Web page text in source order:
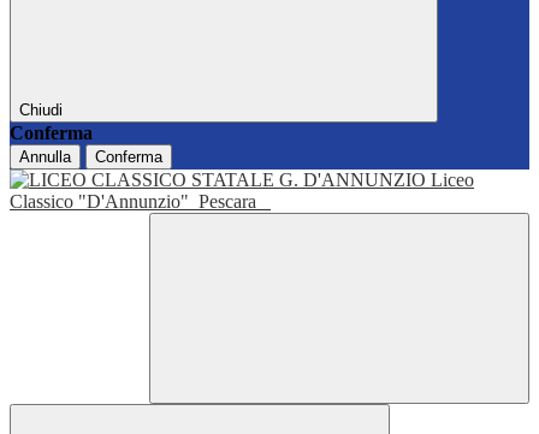
Chiudi
Conferma
Annulla Conferma
Liceo
Classico "D'Annunzio" Pescara